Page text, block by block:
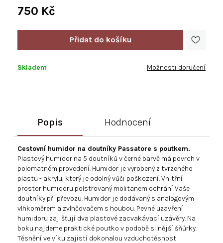
750 Kč
cena:
Skladem Možnosti doručení
je
0,0
Popis Hodnocení
Cestovní humidor na doutníky Passatore s poutkem.
Plastový humidor na 5 doutníků v černé barvě má povrch v
polomatném provedení. Humidor je vyrobený z tvrzeného
plastu - akrylu, který je odolný vůči poškození. Vnitřní
prostor humidoru polstrovaný molitanem ochrání Vaše
doutníky při převozu. Humidor je dodávaný s analogovým
vlhkoměrem a zvlhčovačem s houbou. Pevné uzavření
humidoru zajišťují dva plastové zacvakávací uzávěry. Na
boku najdeme praktické poutko v podobě silnější šňůrky.
Těsnění ve víku zajistí dokonalou vzduchotěsnost